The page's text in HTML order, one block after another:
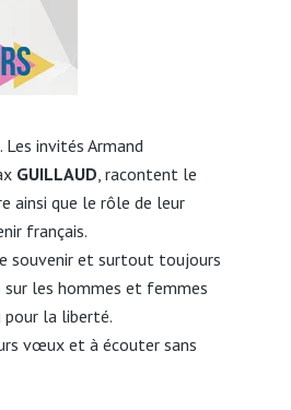
Les invités Armand
GUILLAUD , racontent le
ainsi que le rôle de leur
français.
souvenir et surtout toujours
sur les hommes et femmes
la liberté.
vœux et à écouter sans